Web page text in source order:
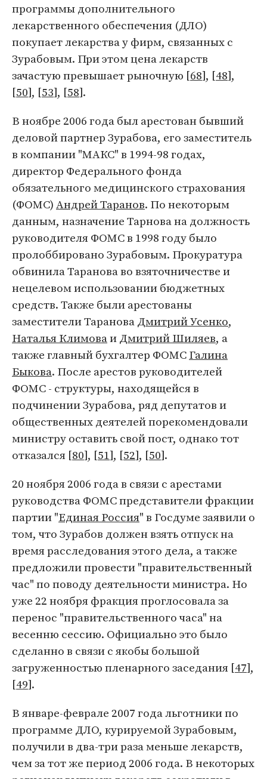
программы дополнительного
лекарственного обеспечения (ДЛО)
покупает лекарства у фирм, связанных с
Зурабовым. При этом цена лекарств
зачастую превышает рыночную [68], [48],
[50], [53], [58].
В ноябре 2006 года был арестован бывший
деловой партнер Зурабова, его заместитель
в компании "МАКС" в 1994-98 годах,
директор Федерального фонда
обязательного медицинского страхования
(ФОМС)Андрей Таранов. По некоторым
данным, назначение Тарнова на должность
руководителя ФОМС в 1998 году было
пролоббировано Зурабовым. Прокуратура
обвинила Таранова во взяточничестве и
нецелевом использовании бюджетных
средств. Также были арестованы
заместители ТарановаДмитрий Усенко,
Наталья КлимоваиДмитрий Шиляев, а
также главный бухгалтер ФОМСГалина
Быкова. После арестов руководителей
ФОМС - структуры, находящейся в
подчинении Зурабова, ряд депутатов и
общественных деятелей порекомендовали
министру оставить свой пост, однако тот
отказался [80], [51], [52], [50].
20 ноября 2006 года в связи с арестами
руководства ФОМС представители фракции
партии "Единая Россия" в Госдуме заявили о
том, что Зурабов должен взять отпуск на
время расследования этого дела, а также
предложили провести "правительственный
час" по поводу деятельности министра. Но
уже 22 ноября фракция проглосовала за
перенос "правительственного часа" на
весенню сессию. Официально это было
сделанно в связи с якобы большой
загруженностью пленарного заседания [47],
[49].
В январе-феврале 2007 года льготники по
программе ДЛО, курируемой Зурабовым,
получили в два-три раза меньше лекарств,
чем за тот же период 2006 года. В некоторых